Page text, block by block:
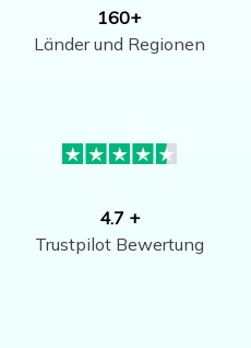
160+
Länder und Regionen
4.7 +
Trustpilot Bewertung